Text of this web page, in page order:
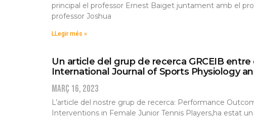
principal el professor Ernest Baiget juntament amb el
professor Joshua
LLegir més »
Un article del grup de recerca GRCEIB
International Journal of Sports Physiology
març 16, 2023
L’article del nostre grup de recerca: Performance
Interventions in Female Junior Tennis Players,ha estat